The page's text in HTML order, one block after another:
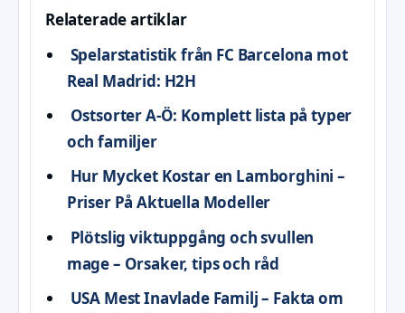
Relaterade artiklar
Spelarstatistik från FC Barcelona mot
Real Madrid: H2H
Ostsorter A-Ö: Komplett lista på typer
och familjer
Hur Mycket Kostar en Lamborghini –
Priser På Aktuella Modeller
Plötslig viktuppgång och svullen
mage – Orsaker, tips och råd
USA Mest Inavlade Familj – Fakta om